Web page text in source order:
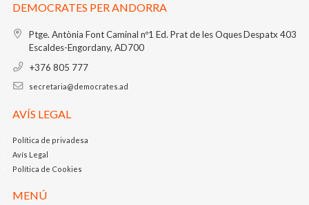
DEMOCRATES PER ANDORRA
Ptge. Antònia Font Caminal nº1 Ed. Prat de les OquesDespatx 403
Escaldes-Engordany, AD700
+376 805 777
secretaria@democrates.ad
AVÍS LEGAL
Política de privadesa
Avís Legal
Política de Cookies
MENÚ